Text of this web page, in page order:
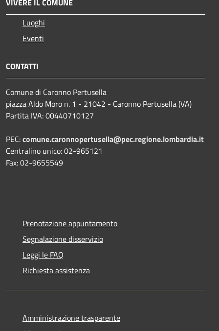
VIVERE IL COMUNE
Luoghi
Eventi
CONTATTI
Comune di Caronno Pertusella
piazza Aldo Moro n. 1 - 21042 - Caronno Pertusella (VA)
Partita IVA: 00440710127
PEC:comune.caronnopertusella@pec.regione.lombardia.it
Centralino unico: 02-965121
Fax: 02-9655549
Prenotazione appuntamento
Segnalazione disservizio
Leggi le FAQ
Richiesta assistenza
Amministrazione trasparente